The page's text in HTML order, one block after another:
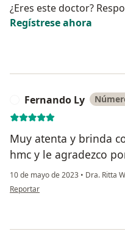
¿Eres este doctor?
Regístrese ahora
Fernando Ly
Muy atenta y brinda
hmc y le agradezco
10 de mayo de 2023 • Dra. Ritta
en opinión del usuario Fernando Ly
Reportar